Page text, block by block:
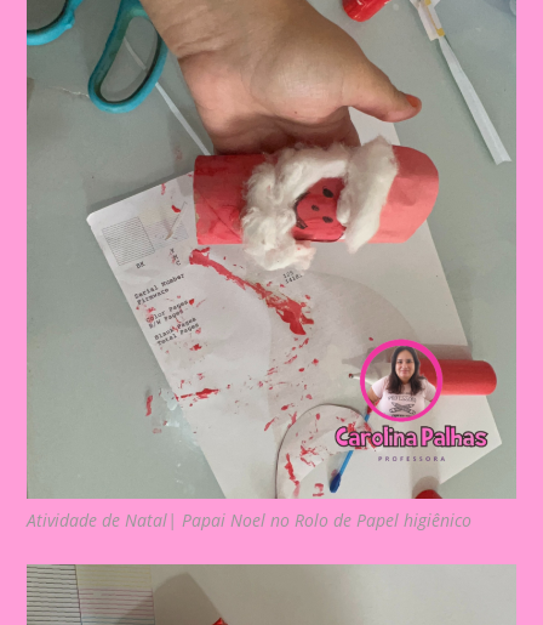
Atividade de Natal| Papai Noel no Rolo de Papel higiênico